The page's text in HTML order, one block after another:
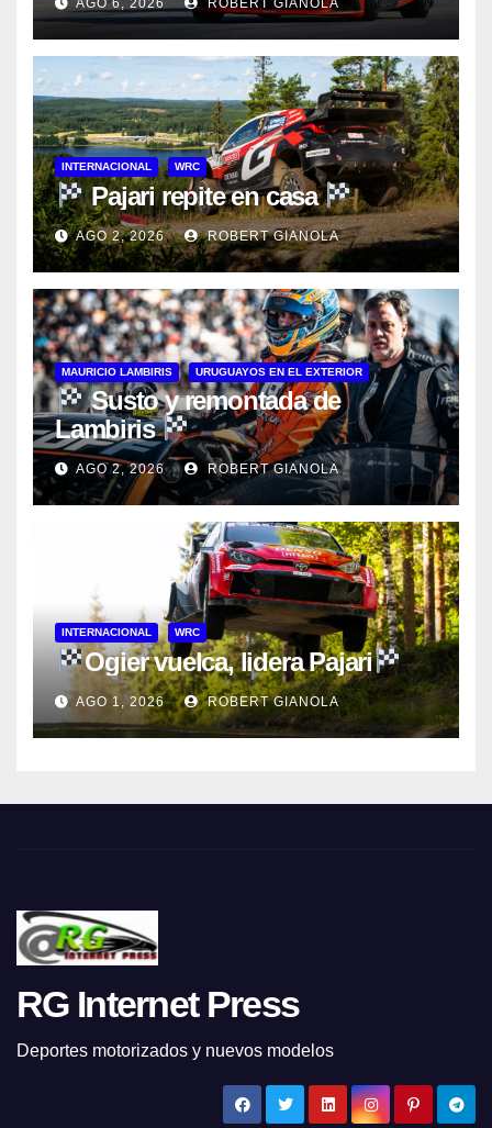
INTERNACIONAL WRC
Pajari repite en casa
AGO 2, 2026 ROBERT GIANOLA
MAURICIO LAMBIRIS URUGUAYOS EN EL EXTERIOR
Susto y remontada de
Lambiris
AGO 2, 2026 ROBERT GIANOLA
INTERNACIONAL WRC
Ogier vuelca, lidera Pajari
AGO 1, 2026 ROBERT GIANOLA
RG Internet Press
Deportes motorizados y nuevos modelos